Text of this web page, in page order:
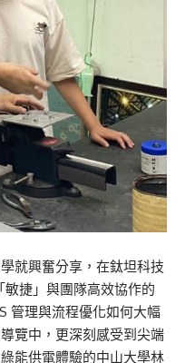
就興奮分享，在鈦坦科技
捷」與團隊高效協作的
管理與流程優化如何大幅
覽中，更深刻感受到尖端
能供電體驗的中山大學林